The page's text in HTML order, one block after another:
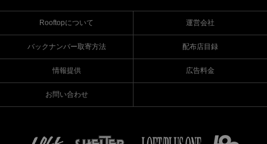
Rooftopについて 運営会社
バックナンバー取寄方法 配布店目録
情報提供 広告料金
お問い合わせ